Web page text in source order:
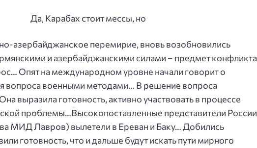
азербайджанское перемирие, вновь возобновились
и азербайджанскими силами – предмет конфликта
Опят на международном уровне начали говорит о
вопроса военными методами… В решение вопроса
выразила готовность, активно участвовать в процессе
проблемы…Высокопоставленные представители России
МИД Лавров) вылетели в Ереван и Баку… Добились
готовность, что и дальше будут искать пути мирного